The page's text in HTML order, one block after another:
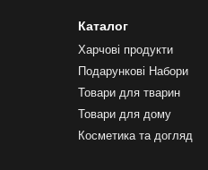
Каталог
Харчові продукти
Подарункові Набори
Товари для тварин
Товари для дому
Косметика та догляд